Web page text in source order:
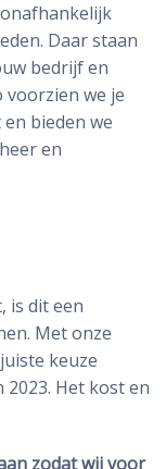
Daar staan
bedrijf en
voorzien we je
bieden we
en
is dit een
Met onze
keuze
Het kost en
zodat wij voor